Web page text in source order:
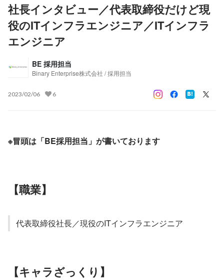
社長インタビュー／代表取締役だけど現
役のITインフラエンジニア／ITインフラ
エンジニア
BE 採用担当
Binary Enterprise株式会社 / 採用担当
2023/02/06 6
※冒頭は「BE採用担当」が書いております
【職業】
代表取締役社長／現役のITインフラエンジニア
【キャラざっくり】